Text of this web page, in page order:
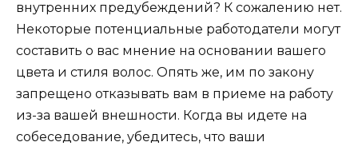
внутренних предубеждений? К сожалению нет.
Некоторые потенциальные работодатели могут
составить о вас мнение на основании вашего
цвета и стиля волос. Опять же, им по закону
запрещено отказывать вам в приеме на работу
из-за вашей внешности. Когда вы идете на
собеседование, убедитесь, что ваши